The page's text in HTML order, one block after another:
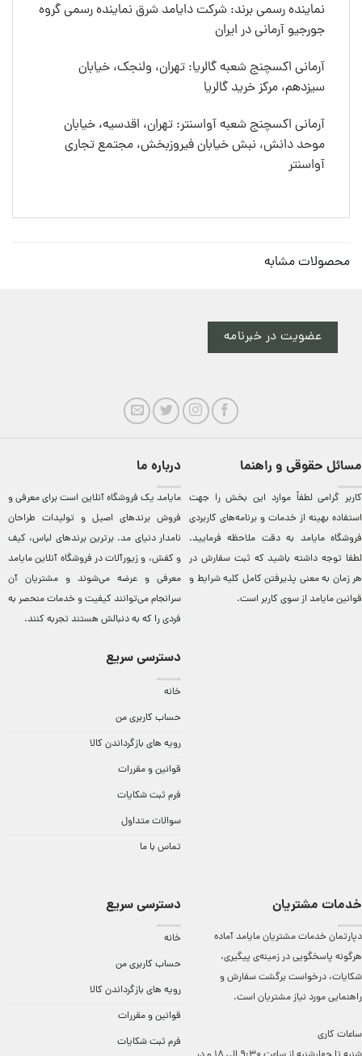
نماینده رسمی برند: شرکت دایامد شرق نماینده رسمی گروه
جورجیو آرمانی در ایران
آرمانی اکسچنج شعبه گالریا: تهران، ولنجک، خیابان
سیزدهم، مرکز خرید گالریا
آرمانی اکسچنج شعبه آواسنتر: تهران، اقدسیه، خیابان
موحد دانش، نبش خیابان فیروزبخش، مجتمع تجاری
آواسنتر
محصولات مشابه
عضویت در خبرنامه
مسائل حقوقی و راهنما
کاربر گرامی لطفاً موارد این بخش را جهت
استفاده بهینه از خدمات و برنامه‌‏های کاربردی
فروشگاه مایامد به دقت ملاحظه فرمایید.
لطفا توجه داشته باشید که ثبت سفارش در
هر زمان به معنی پذیرفتن کامل کلیهشرایط و
قوانین مایامداز سوی کاربر است.
درباره ما
مایامد يک فروشگاه آنلاين است برای معرفی و
فروش برندهای اصيل و توليدات طراحان
نامدار دنيای مد. برترين‌ برندهای لباس، کيف
و کفش، و زيورآلات در فروشگاه آنلاين مایامد
معرفی و عرضه می‌شوند و مشتريان آن
سرانجام می‌توانند کيفيت و خدمات منحصر به
فردی را که به دنبالش هستند تجربه کنند.
دسترسی سریع
خانه
حساب کاربری من
رویه های بازگرداندن کالا
قوانین و مقررات
فرم ثبت شکایات
سوالات متداول
تماس با ما
خدمات مشتریان
دپارتمان خدمات مشتریان مایامد آماده
هرگونه پاسخگویی در زمینه‌ی پیگیری،
شکایات، درخواست برگشت سفارش و
راهنمایی مورد نیاز مشتریان است.
ساعات کاری
دسترسی سریع
خانه
حساب کاربری من
رویه های بازگرداندن کالا
قوانین و مقررات
فرم ثبت شکایات